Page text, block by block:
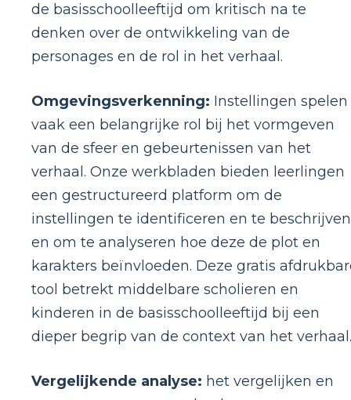
de basisschoolleeftijd om kritisch na te
denken over de ontwikkeling van de
personages en de rol in het verhaal.
Omgevingsverkenning: Instellingen spelen
vaak een belangrijke rol bij het vormgeven
van de sfeer en gebeurtenissen van het
verhaal. Onze werkbladen bieden leerlingen
een gestructureerd platform om de
instellingen te identificeren en te
en om te analyseren hoe deze de plot en
karakters beïnvloeden. Deze gratis
tool betrekt middelbare scholieren en
kinderen in de basisschoolleeftijd bij een
dieper begrip van de context van het verhaal.
Vergelijkende analyse: het vergelijken en